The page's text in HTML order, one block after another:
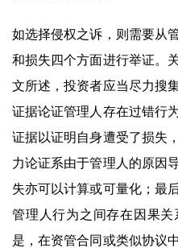
如选择侵权之诉，则需要从
和损失四个方面进行举证。
文所述，投资者应当尽力搜
证据论证管理人存在过错行
证据以证明自身遭受了损失
力论证系由于管理人的原因
失亦可以计算或可量化；最
管理人行为之间存在因果
是，在资管合同或类似协议